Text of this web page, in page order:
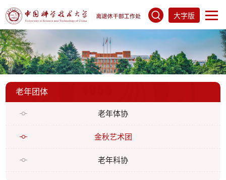
大字版
老年团体
老年体协
金秋艺术团
老年科协